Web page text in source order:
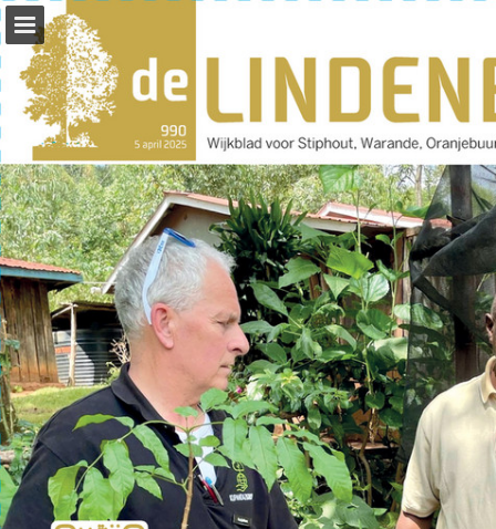
Pagina overzicht
Zoeken
Publicatie rapporteren